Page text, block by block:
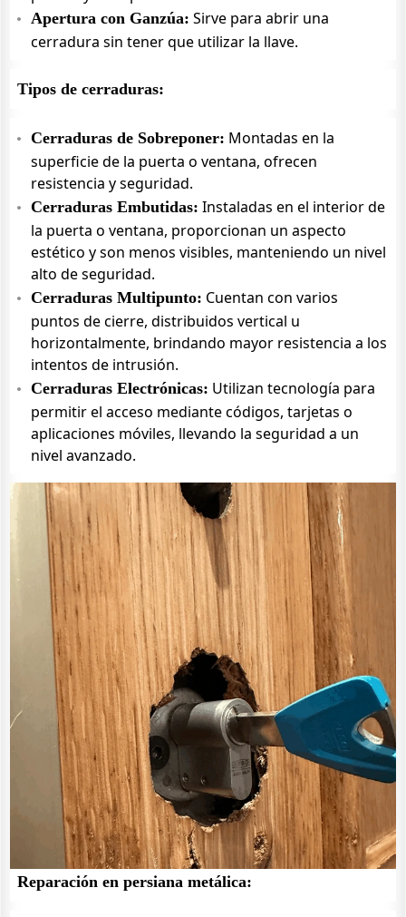
Apertura con Ganzúa: Sirve para abrir una
cerradura sin tener que utilizar la llave.
Tipos de cerraduras:
Cerraduras de Sobreponer: Montadas en la
superficie de la puerta o ventana, ofrecen
resistencia y seguridad.
Cerraduras Embutidas: Instaladas en el interior de
la puerta o ventana, proporcionan un aspecto
estético y son menos visibles, manteniendo un nivel
alto de seguridad.
Cerraduras Multipunto: Cuentan con varios
puntos de cierre, distribuidos vertical u
horizontalmente, brindando mayor resistencia a los
intentos de intrusión.
Cerraduras Electrónicas: Utilizan tecnología para
permitir el acceso mediante códigos, tarjetas o
aplicaciones móviles, llevando la seguridad a un
nivel avanzado.
Reparación en persiana metálica: